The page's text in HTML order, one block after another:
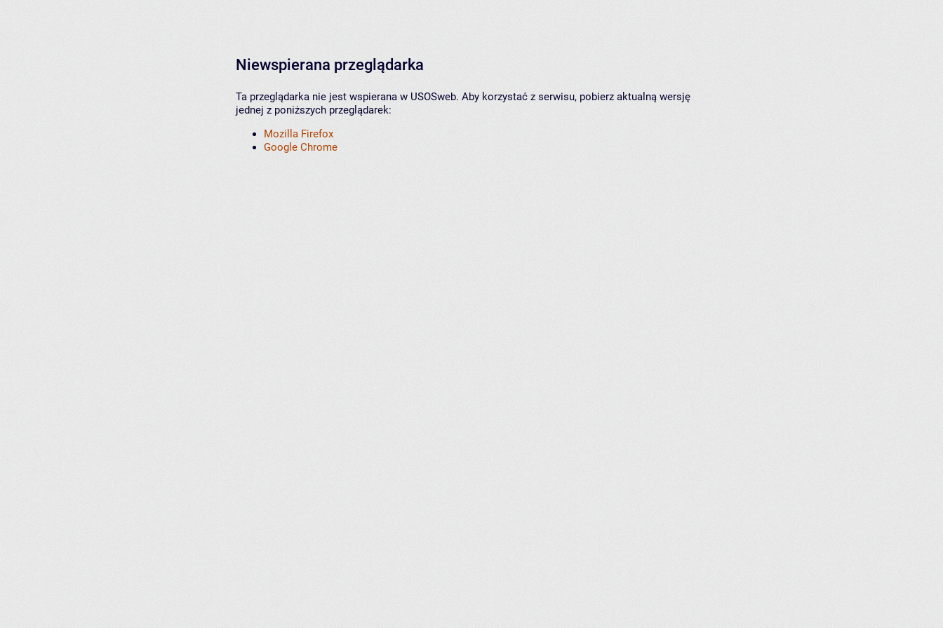
Niewspierana przeglądarka
Ta przeglądarka nie jest wspierana w USOSweb. Aby korzystać z serwisu, pobierz aktualną wersję
jednej z poniższych przeglądarek:
Mozilla Firefox
Google Chrome